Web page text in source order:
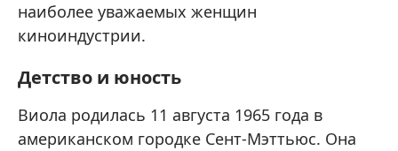
наиболее уважаемых женщин
киноиндустрии.
Детство и юность
Виола родилась 11 августа 1965 года в
американском городке Сент-Мэттьюс. Она